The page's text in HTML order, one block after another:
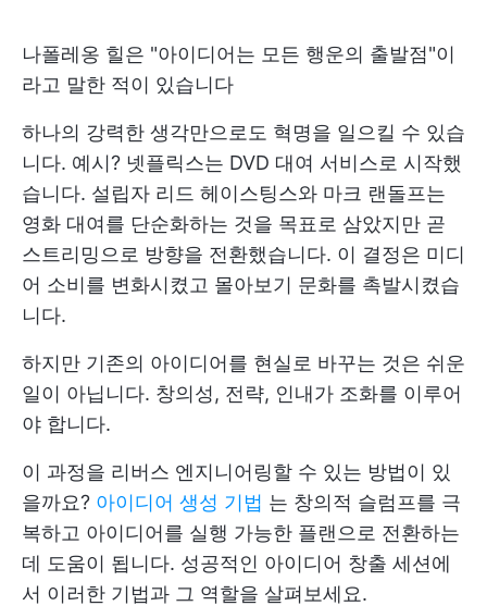
나폴레옹 힐은 "아이디어는 모든 행운의 출발점"이
라고 말한 적이 있습니다
하나의 강력한 생각만으로도 혁명을 일으킬 수 있습
니다. 예시? 넷플릭스는 DVD 대여 서비스로 시작했
습니다. 설립자 리드 헤이스팅스와 마크 랜돌프는
영화 대여를 단순화하는 것을 목표로 삼았지만 곧
스트리밍으로 방향을 전환했습니다. 이 결정은 미디
어 소비를 변화시켰고 몰아보기 문화를 촉발시켰습
니다.
하지만 기존의 아이디어를 현실로 바꾸는 것은 쉬운
일이 아닙니다. 창의성, 전략, 인내가 조화를 이루어
야 합니다.
이 과정을 리버스 엔지니어링할 수 있는 방법이 있
을까요? 아이디어 생성 기법 는 창의적 슬럼프를 극
복하고 아이디어를 실행 가능한 플랜으로 전환하는
데 도움이 됩니다. 성공적인 아이디어 창출 세션에
서 이러한 기법과 그 역할을 살펴보세요.